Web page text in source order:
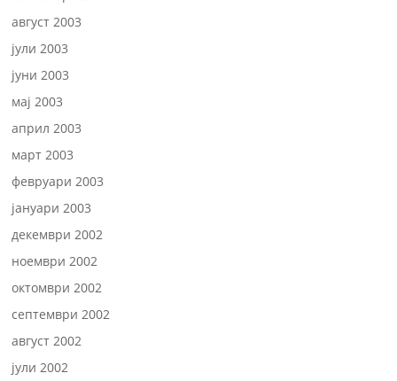
август 2003
јули 2003
јуни 2003
мај 2003
април 2003
март 2003
февруари 2003
јануари 2003
декември 2002
ноември 2002
октомври 2002
септември 2002
август 2002
јули 2002